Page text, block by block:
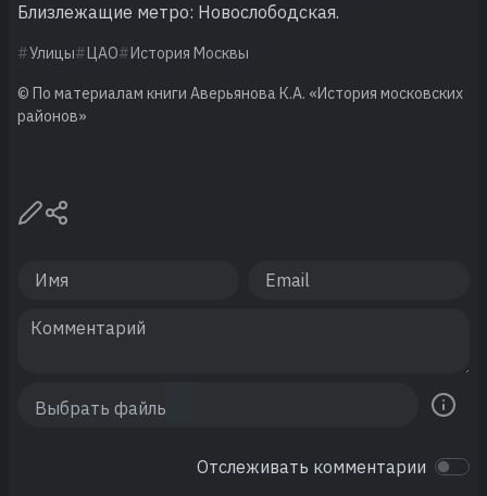
Близлежащие метро: Новослободская.
Улицы ЦАО История Москвы
© По материалам книги Аверьянова К.А. «История московских
районов»
Отслеживать комментарии